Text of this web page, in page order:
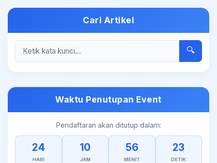
Cari Artikel
🔍
Waktu Penutupan Event
Pendaftaran akan ditutup dalam:
24
HARI
10
JAM
56
MENIT
23
DETIK